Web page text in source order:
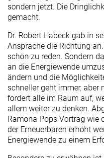
sondern jetzt. Die
gemacht.
Dr. Robert Habeck gab in
Ansprache die Richtung
schön zu reden. Sondern
an die Energiewende
ändern und die
schneller geht immer, aber
fordert alle im Raum auf,
allem weiter zu denken.
Ramona Pops Vortrag wie
der Erneuerbaren erhöht
Energiewende zu einem